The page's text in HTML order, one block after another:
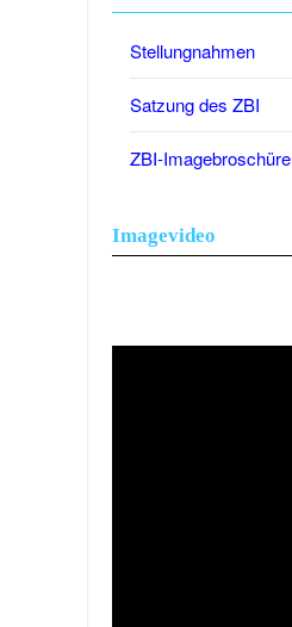
Stellungnahmen
Satzung des ZBI
ZBI-Imagebroschüre
Imagevideo